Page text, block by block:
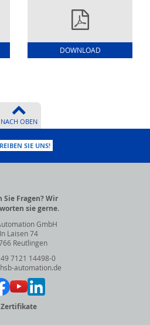
DOWNLOAD
NACH OBEN
SIE UNS!
Sie Fragen? Wir
sie gerne.
GmbH
In Laisen 74
Reutlingen
7121 14498-0
automation.de
Zertifikate